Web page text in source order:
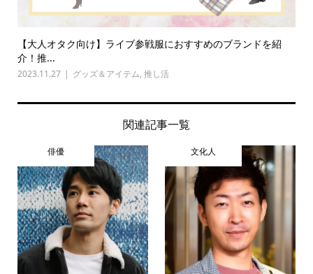
【大人オタク向け】ライブ参戦服におすすめのブランドを紹
介！推...
2023.11.27 グッズ＆アイテム, 推し活
関連記事一覧
俳優 文化人